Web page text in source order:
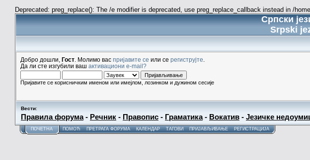
Deprecated: preg_replace(): The /e modifier is deprecated, use preg_replace_callback instead in /
Српски
Srpski
Добро дошли, Гост . Молимо вас пријавите се или се региструјте
Да ли сте изгубили ваш активациони e-mail?
Пријавите се корисничким именом или имејлом, лозинком и дужином сесије
Вести:
Правила форума- Речник - Правопис - Граматика- Вокатив - Језичке
ПОЧЕТНА ПОМОЋ ПРЕТРАГА ФОРУМА КАЛЕНДАР ТАГОВИ ПРИЈАВЉИВАЊЕ РЕГИСТРАЦИЈА